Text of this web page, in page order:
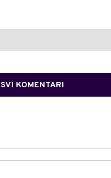
SVI KOMENTARI